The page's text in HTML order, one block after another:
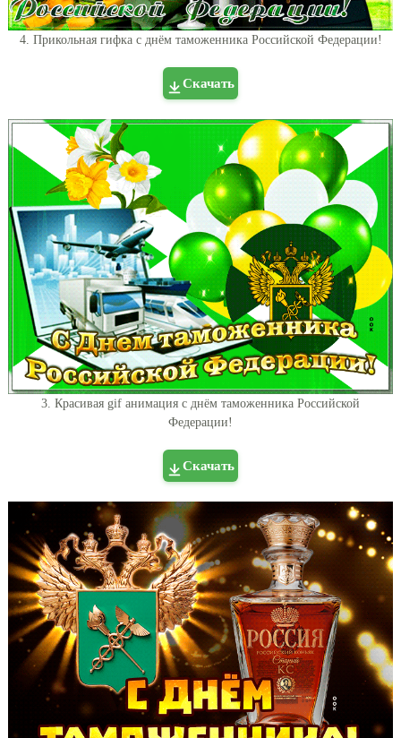
4. Прикольная гифка с днём таможенника Российской Федерации!
Скачать
3. Красивая gif анимация с днём таможенника Российской
Федерации!
Скачать